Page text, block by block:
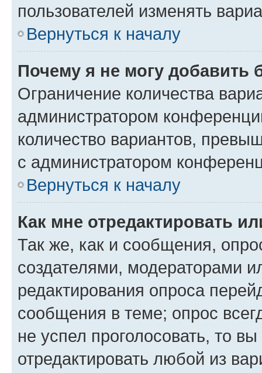
пользователей изменять
Вернуться к началу
Почему я не могу добавить
Ограничение количества
администратором
количество вариантов,
с администратором
Вернуться к началу
Как мне отредактировать
Так же, как и сообщения,
создателями, модераторами
редактирования опроса
сообщения в теме; опрос
не успел проголосовать, то
отредактировать любой из